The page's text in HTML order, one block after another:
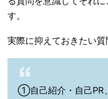
す。
実際に抑えておきたい質
①自己紹介・自己